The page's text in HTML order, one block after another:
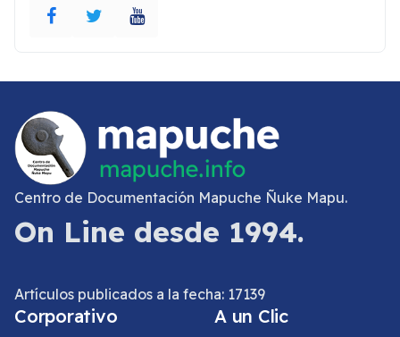
Centro de Documentación Mapuche Ñuke Mapu.
On Line desde 1994.
Artículos publicados a la fecha: 17139
Corporativo A un Clic